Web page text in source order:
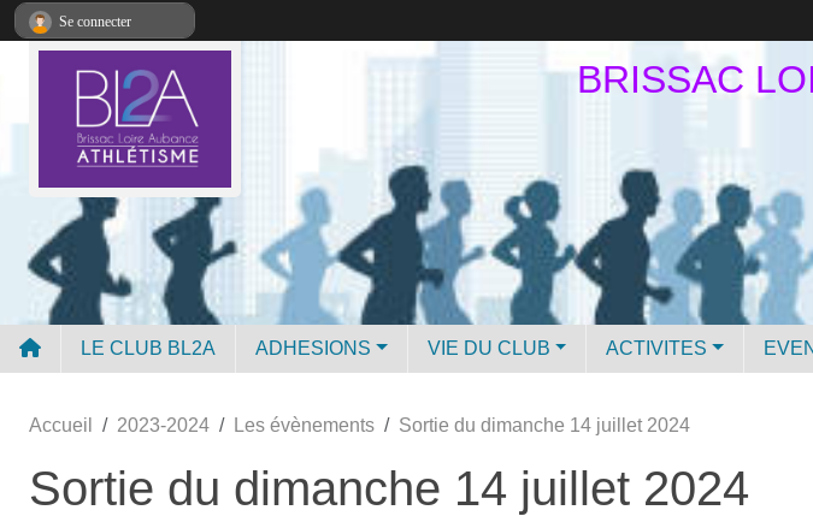
BRISSAC
LE CLUB BL2A ADHESIONS VIE DU CLUB ACTIVITES
Accueil 2023-2024 Les évènements Sortie du dimanche 14 juillet 2024
Sortie du dimanche 14 juillet 2024
Se connecter
Panneau de gestion des cookies